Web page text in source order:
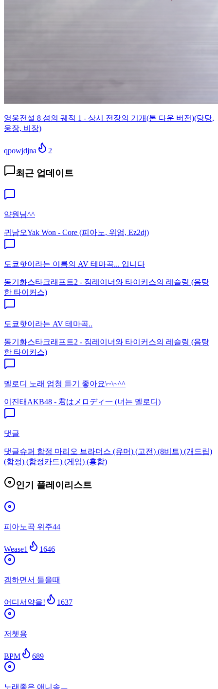
영웅전설 8 섬의 궤적 1 - 상시 전장의 기개(톤 다운 버전)(당당,
웅장, 비장)
qpowjdjna 2
최근 업데이트
약원님^^
귀남오Yak Won - Core (피아노, 위엄, Ez2dj)
도쿄핫이라는 이름의 AV 테마곡... 입니다
동기화스타크래프트2 - 짐레이너와 타이커스의 레슬링 (음탕
한 타이커스)
도쿄핫이라는 AV 테마곡..
동기화스타크래프트2 - 짐레이너와 타이커스의 레슬링 (음탕
한 타이커스)
멜로디 노래 엄청 듣기 좋아요\~\~^^
이진태 AKB48 - 君はメロディ一 (너는 멜로디)
댓글
댓글슈퍼 함정 마리오 브라더스 (유머) (고전) (8비트) (개드립)
(함정) (함정카드) (게임) (흥함)
인기 플레이리스트
피아노곡 위주44
Wease1 1646
겜하면서 들을때
어디서약을! 1637
저쳇용
BPM 689
노래좋은 애니송ㅡ